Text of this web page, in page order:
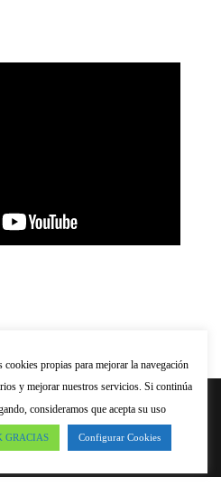
Web
Aviso Legal
|Política de Cookies
cookies propias para mejorar la navegación
y mejorar nuestros servicios. Si continúa
consideramos que acepta su uso
GRACIAS Configurar Cookies